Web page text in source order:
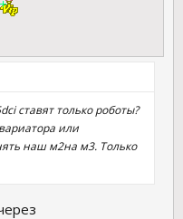
ставят только роботы?
или
наш м2на м3. Только